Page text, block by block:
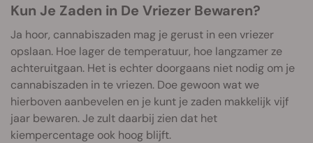
Kun Je Zaden in De Vriezer Bewaren?
Ja hoor, cannabiszaden mag je gerust in een vriezer
opslaan. Hoe lager de temperatuur, hoe langzamer ze
achteruitgaan. Het is echter doorgaans niet nodig om je
cannabiszaden in te vriezen. Doe gewoon wat we
hierboven aanbevelen en je kunt je zaden makkelijk vijf
jaar bewaren. Je zult daarbij zien dat het
kiempercentage ook hoog blijft.